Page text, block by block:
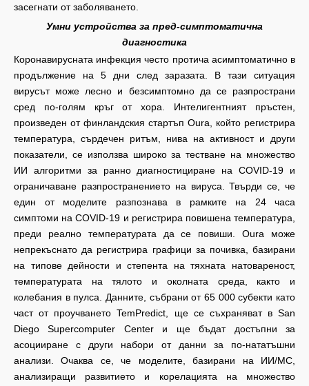
засегнати от заболяването.
Умни устройства за пред-симптоматична
диагностика
Коронавирусната инфекция често протича асимптоматично в
продължение на 5 дни след заразата. В тази ситуация
вирусът може лесно и безсимптомно да се разпространи
сред по-голям кръг от хора. Интелигентният пръстен,
произведен от финландския стартъп Oura, който регистрира
температура, сърдечен ритъм, нива на активност и други
показатели, се използва широко за тестване на множество
ИИ алгоритми за ранно диагностициране на COVID-19 и
ограничаване разпространението на вируса. Твърди се, че
един от моделите разпознава в рамките на 24 часа
симптоми на COVID-19 и регистрира повишена температура,
преди реално температурата да се повиши. Oura може
непрекъснато да регистрира графици за почивка, базирани
на типове дейности и степента на тяхната натовареност,
температурата на тялото и околната среда, както и
колебания в пулса. Данните, събрани от 65 000 субекти като
част от проучването TemPredict, ще се съхраняват в San
Diego Supercomputer Center и ще бъдат достъпни за
асоцииране с други набори от данни за по-нататъшни
анализи. Очаква се, че моделите, базирани на ИИ/МС,
анализиращи развитието и корелацията на множество